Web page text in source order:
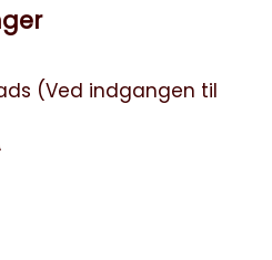
(Ved indgangen til